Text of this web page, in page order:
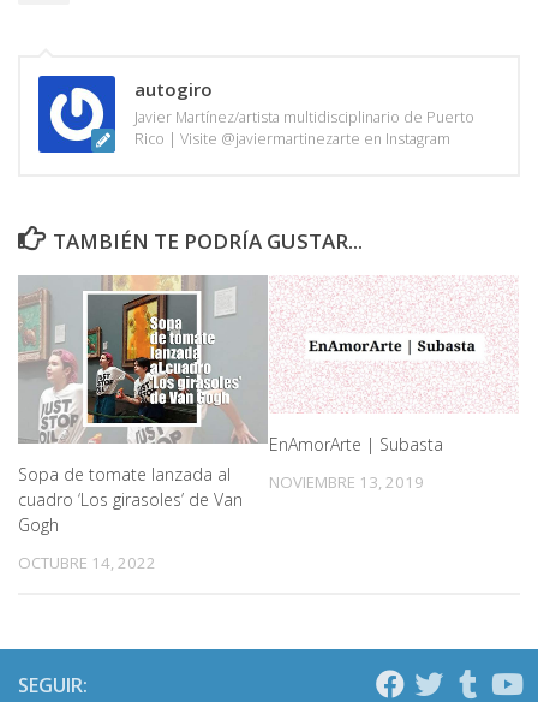
autogiro
Javier Martínez/artista multidisciplinario de Puerto
Rico | Visite @javiermartinezarte en Instagram
TAMBIÉN TE PODRÍA GUSTAR...
Sopa de tomate lanzada al
cuadro ‘Los girasoles’ de Van
Gogh
OCTUBRE 14, 2022
EnAmorArte | Subasta
NOVIEMBRE 13, 2019
SEGUIR: